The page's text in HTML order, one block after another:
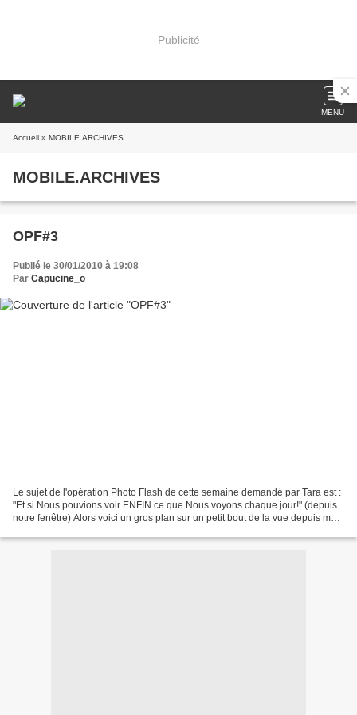
Publicité
MENU
Accueil » MOBILE.ARCHIVES
MOBILE.ARCHIVES
OPF#3
Publié le 30/01/2010 à 19:08
Par Capucine_o
Le sujet de l'opération Photo Flash de cette semaine demandé par Tara est :
"Et si Nous pouvions voir ENFIN ce que Nous voyons chaque jour!" (depuis
notre fenêtre) Alors voici un gros plan sur un petit bout de la vue depuis mon